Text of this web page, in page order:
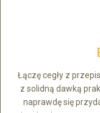
Łączę cegły z
z solidną dawką
naprawdę się